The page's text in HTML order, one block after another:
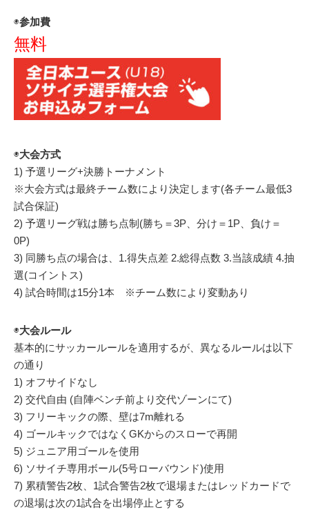
◉参加費
無料
◉大会方式
1) 予選リーグ+決勝トーナメント
※大会方式は最終チーム数により決定します(各チーム最低3
試合保証)
2) 予選リーグ戦は勝ち点制(勝ち＝3P、分け＝1P、負け＝
0P)
3) 同勝ち点の場合は、1.得失点差 2.総得点数 3.当該成績 4.抽
選(コイントス)
4) 試合時間は15分1本 ※チーム数により変動あり
◉大会ルール
基本的にサッカールールを適用するが、異なるルールは以下
の通り
1) オフサイドなし
2) 交代自由 (自陣ベンチ前より交代ゾーンにて)
3) フリーキックの際、壁は7m離れる
4) ゴールキックではなくGKからのスローで再開
5) ジュニア用ゴールを使用
6) ソサイチ専用ボール(5号ローバウンド)使用
7) 累積警告2枚、1試合警告2枚で退場またはレッドカードで
の退場は次の1試合を出場停止とする